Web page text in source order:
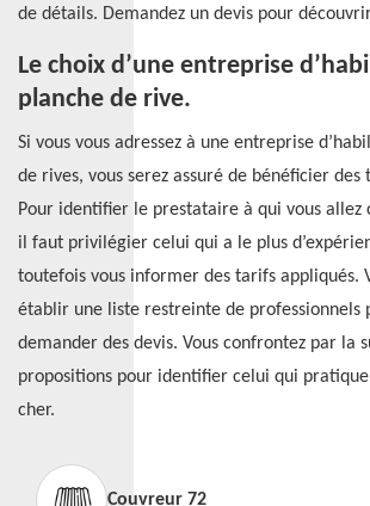
de détails. Demandez un devis pour
Le choix d’une entreprise
planche de rive.
Si vous vous adressez à une entreprise
de rives, vous serez assuré de bénéficier
Pour identifier le prestataire à qui vous allez
il faut privilégier celui qui a le plus
toutefois vous informer des tarifs appliqués.
établir une liste restreinte de professionnels
demander des devis. Vous confrontez par la
propositions pour identifier celui qui
cher.
Couvreur 72